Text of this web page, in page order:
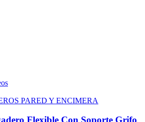
PARED Y ENCIMERA
Flexible Con Soporte Grifo